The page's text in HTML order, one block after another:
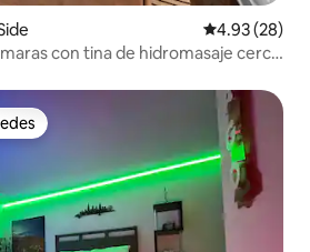
Calificación
4.93 (28)
con tina de hidromasaje cerca